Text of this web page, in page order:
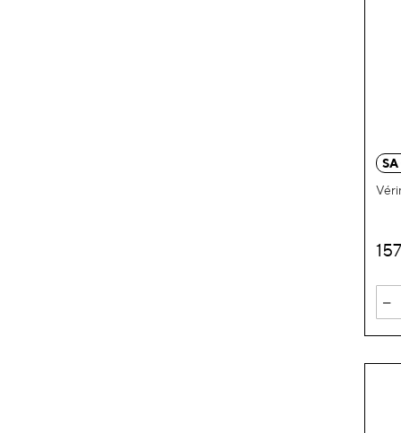
157
-